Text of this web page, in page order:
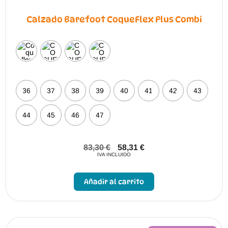
Calzado Barefoot CoqueFlex Plus Combi
36 37 38 39 40 41 42 43
44 45 46 47
83,30€ 58,31 €
IVA INCLUIDO
Añadir al carrito
se